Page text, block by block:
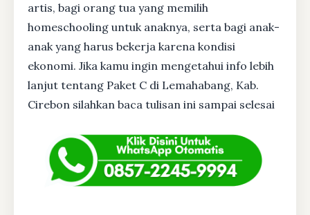
artis, bagi orang tua yang memilih
homeschooling untuk anaknya, serta bagi anak-
anak yang harus bekerja karena kondisi
ekonomi. Jika kamu ingin mengetahui info lebih
lanjut tentang Paket C di Lemahabang, Kab.
Cirebon silahkan baca tulisan ini sampai selesai